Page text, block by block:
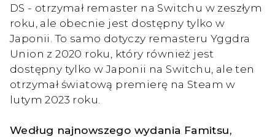
DS - otrzymał remaster na Switchu w zeszłym
roku, ale obecnie jest dostępny tylko w
Japonii. To samo dotyczy remasteru Yggdra
Union z 2020 roku, który również jest
dostępny tylko w Japonii na Switchu, ale ten
otrzymał światową premierę na Steam w
lutym 2023 roku.
Według najnowszego wydania Famitsu,